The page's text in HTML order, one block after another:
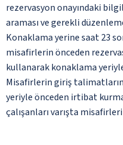
rezervasyon onayındaki
araması ve gerekli
Konaklama yerine saat 23
misafirlerin önceden
kullanarak konaklama
Misafirlerin giriş
yeriyle önceden irtibat
çalışanları varışta